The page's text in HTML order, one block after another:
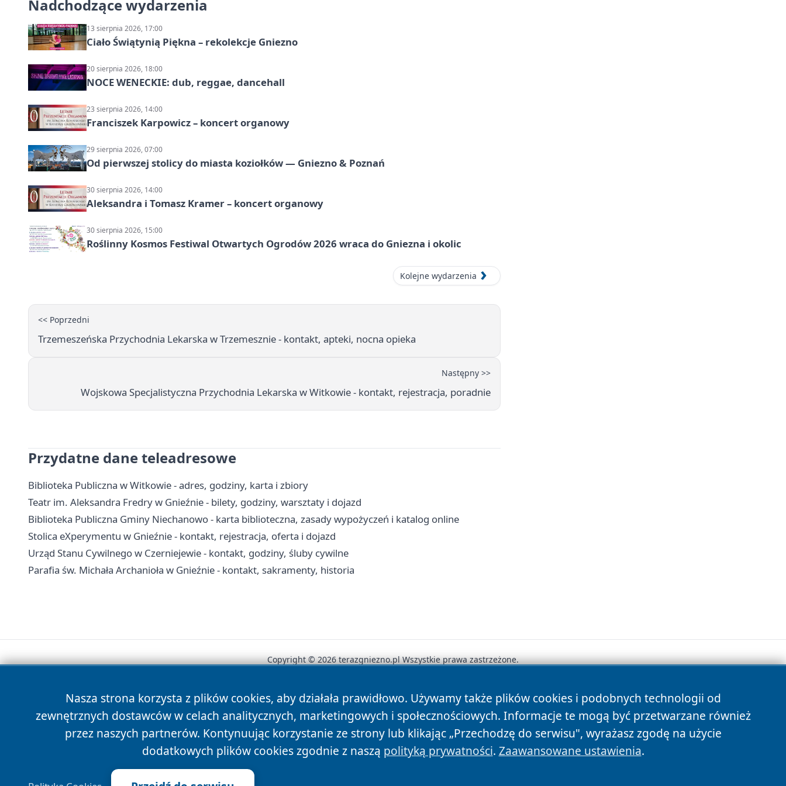
Nadchodzące wydarzenia
13 sierpnia 2026, 17:00
Ciało Świątynią Piękna – rekolekcje Gniezno
20 sierpnia 2026, 18:00
NOCE WENECKIE: dub, reggae, dancehall
23 sierpnia 2026, 14:00
Franciszek Karpowicz – koncert organowy
29 sierpnia 2026, 07:00
Od pierwszej stolicy do miasta koziołków — Gniezno & Poznań
30 sierpnia 2026, 14:00
Aleksandra i Tomasz Kramer – koncert organowy
30 sierpnia 2026, 15:00
Roślinny Kosmos Festiwal Otwartych Ogrodów 2026 wraca do Gniezna i okolic
Kolejne wydarzenia
<< Poprzedni
Trzemeszeńska Przychodnia Lekarska w Trzemesznie - kontakt, apteki, nocna opieka
Następny >>
Wojskowa Specjalistyczna Przychodnia Lekarska w Witkowie - kontakt, rejestracja, poradnie
Przydatne dane teleadresowe
Biblioteka Publiczna w Witkowie - adres, godziny, karta i zbiory
Teatr im. Aleksandra Fredry w Gnieźnie - bilety, godziny, warsztaty i dojazd
Biblioteka Publiczna Gminy Niechanowo - karta biblioteczna, zasady wypożyczeń i katalog online
Stolica eXperymentu w Gnieźnie - kontakt, rejestracja, oferta i dojazd
Urząd Stanu Cywilnego w Czerniejewie - kontakt, godziny, śluby cywilne
Parafia św. Michała Archanioła w Gnieźnie - kontakt, sakramenty, historia
Nasza strona korzysta z plików cookies, aby działała prawidłowo. Używamy także plików cookies i podobnych technologii od
zewnętrznych dostawców w celach analitycznych, marketingowych i społecznościowych. Informacje te mogą być przetwarzane również
przez naszych partnerów. Kontynuując korzystanie ze strony lub klikając „Przechodzę do serwisu", wyrażasz zgodę na użycie
dodatkowych plików cookies zgodnie z naszą polityką prywatności. Zaawansowane ustawienia.
Copyright © 2026 terazgniezno.pl Wszystkie prawa zastrzeżone.
News Autorzy Polityka Prywatności Polityka Cookies